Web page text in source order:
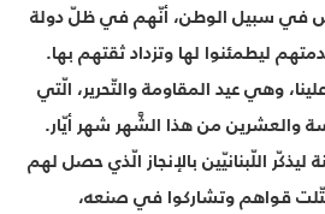
في سبيل الوطن، أنّهم في ظلّ دولة
ليطمئنوا لها وتزداد ثقتهم بها.
وهي عيد المقاومة والتّحرير، الّتي
والعشرين من هذا الشَّهر شهر أيّار.
اللّبنانيّين بالإنجاز الّذي حصل لهم
قواهم وتشاركوا في صنعه،